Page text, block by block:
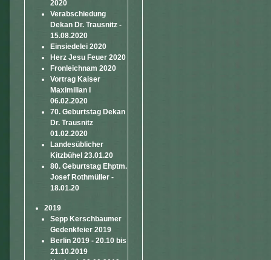
2020
Verabschiedung
Dekan Dr. Trausnitz -
15.08.2020
Einsiedelei 2020
Herz Jesu Feuer 2020
Fronleichnam 2020
Vortrag Kaiser
Maximilian I
06.02.2020
70. Geburtstag Dekan
Dr. Trausnitz
01.02.2020
Landesüblicher
Kitzbühel 23.01.20
80. Geburtstag Ehptm.
Josef Rothmüller -
18.01.20
2019
Sepp Kerschbaumer
Gedenkfeier 2019
Berlin 2019 - 20.10 bis
21.10.2019